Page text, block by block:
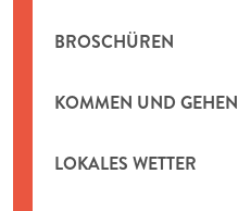
BROSCHÜREN
KOMMEN UND GEHEN
LOKALES WETTER